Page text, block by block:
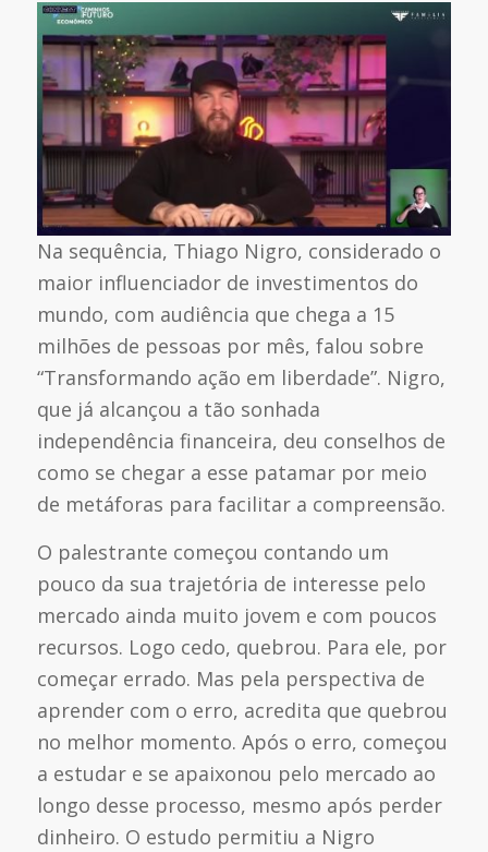
Na sequência, Thiago Nigro, considerado o
maior influenciador de investimentos do
mundo, com audiência que chega a 15
milhões de pessoas por mês, falou sobre
“Transformando ação em liberdade”. Nigro,
que já alcançou a tão sonhada
independência financeira, deu conselhos de
como se chegar a esse patamar por meio
de metáforas para facilitar a compreensão.
O palestrante começou contando um
pouco da sua trajetória de interesse pelo
mercado ainda muito jovem e com poucos
recursos. Logo cedo, quebrou. Para ele, por
começar errado. Mas pela perspectiva de
aprender com o erro, acredita que quebrou
no melhor momento. Após o erro, começou
a estudar e se apaixonou pelo mercado ao
longo desse processo, mesmo após perder
dinheiro. O estudo permitiu a Nigro